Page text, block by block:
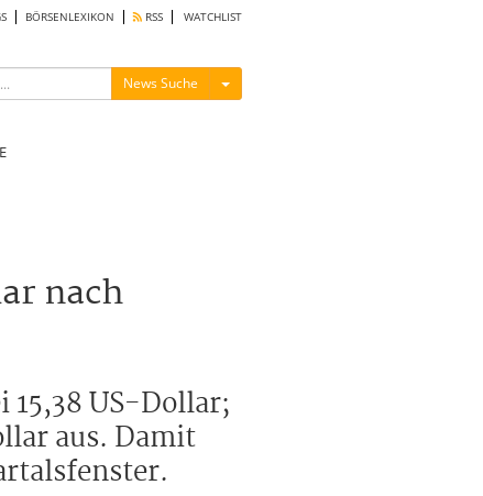
BÖRSENLEXIKON RSS WATCHLIST
News Suche Menü ein-/ausblenden
nach
15,38 US-Dollar;
aus. Damit